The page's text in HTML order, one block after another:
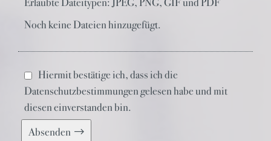
Noch keine Dateien hinzugefügt.
Hiermit bestätige ich, dass ich die
Datenschutzbestimmungengelesen habe und mit
diesen einverstanden bin.
Absenden